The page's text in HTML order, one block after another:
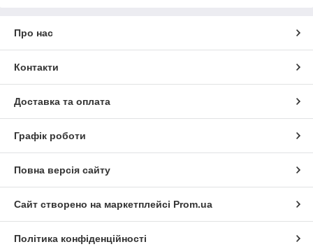
Про нас
Контакти
Доставка та оплата
Графік роботи
Повна версія сайту
Сайт створено на маркетплейсі Prom.ua
Політика конфіденційності